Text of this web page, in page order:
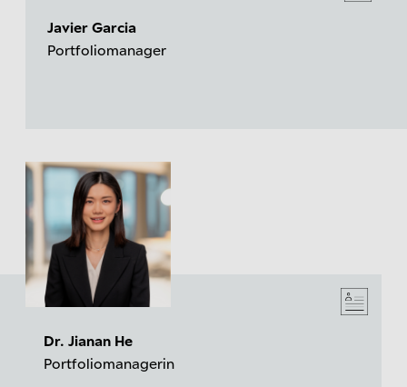
Javier Garcia
Portfoliomanager
Dr. Jianan He
Portfoliomanagerin